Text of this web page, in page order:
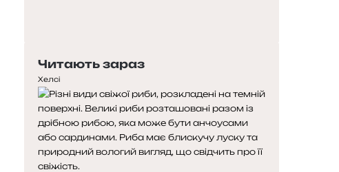
р
е
д
н
я
с
т
о
т
у
п
н
а
с
т
о
Читають зараз
Хелсі